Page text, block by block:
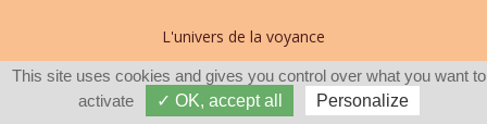
L'univers de la voyance
Services Clients
This site uses cookies and gives you control over what you want to
activate
✓ OK, accept all Personalize